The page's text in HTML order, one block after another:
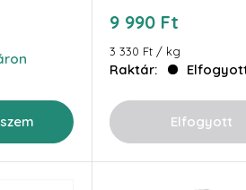
Akciós
9 990 Ft
3 330 Ft / kg
Raktár:
Elfogyott